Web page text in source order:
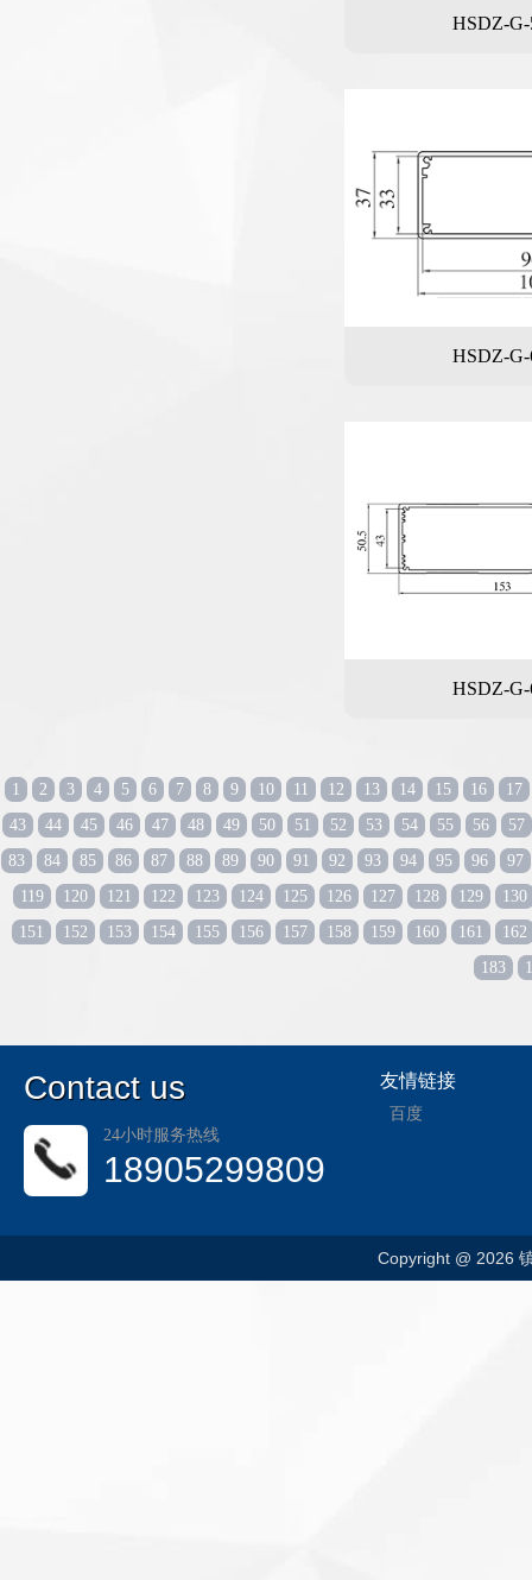
HSDZ-G-
HSDZ-G-
HSDZ-G-
1 2 3 4 5 6 7 8 9 10 11 12 13 14 15 16
17
43
44 45 46 47 48 49 50 51 52 53 54 55 56
57
83
84 85 86 87 88 89 90 91 92 93 94 95 96
97
119
120 121 122 123 124 125 126 127 128 129
130
151
152 153 154 155 156 157 158 159 160 161
162
183
Contact us
24小时服务热线
18905299809
友情链接
百度
Copyright @ 2026